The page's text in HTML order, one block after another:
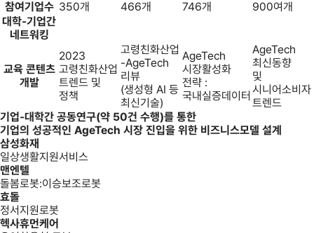
참여기업수 350개 466개 746개
900여개
대학-기업간
네트워킹
교육 콘텐츠
개발
2023
고령친화산업
트렌드 및
정책
고령친화산업
-AgeTech
리뷰
(생성형 AI 등
최신기술)
AgeTech
시장활성화
전략 :
국내실증데이터
AgeTech
최신동향
및
시니어소비자
트렌드
기업-대학간 공동연구(약 50건 수행)를 통한
기업의 성공적인 AgeTech 시장 진입을 위한 비즈니스모델 설계
삼성화재
일상생활지원서비스
맨엔텔
돌봄로봇:이승보조로봇
효돌
정서지원로봇
헥사휴먼케어